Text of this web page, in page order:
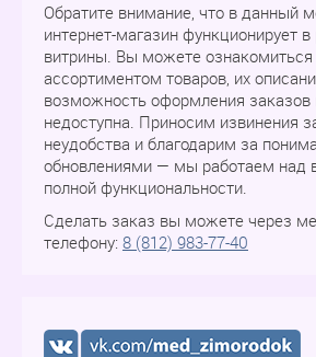
Обратите внимание, что в данный
интернет-магазин функционирует
витрины. Вы можете ознакомиться
ассортиментом товаров, их
возможность оформления заказов
недоступна. Приносим извинения
неудобства и благодарим за
обновлениями — мы работаем над
полной функциональности.
Сделать заказ вы можете через
телефону: 8 (812) 983-77-40